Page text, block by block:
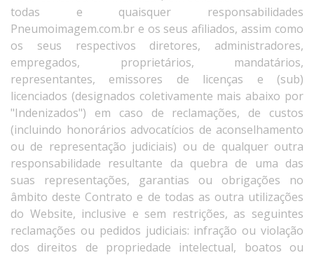
todas e quaisquer responsabilidades
Pneumoimagem.com.br e os seus afiliados, assim como
os seus respectivos diretores, administradores,
empregados, proprietários, mandatários,
representantes, emissores de licenças e (sub)
licenciados (designados coletivamente mais abaixo por
"Indenizados") em caso de reclamações, de custos
(incluindo honorários advocatícios de aconselhamento
ou de representação judiciais) ou de qualquer outra
responsabilidade resultante da quebra de uma das
suas representações, garantias ou obrigações no
âmbito deste Contrato e de todas as outra utilizações
do Website, inclusive e sem restrições, as seguintes
reclamações ou pedidos judiciais: infração ou violação
dos direitos de propriedade intelectual, boatos ou